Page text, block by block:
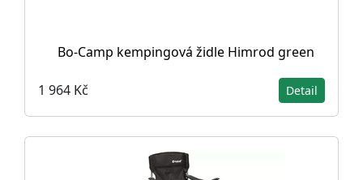
Bo-Camp kempingová židle Himrod green
1 964 Kč Detail